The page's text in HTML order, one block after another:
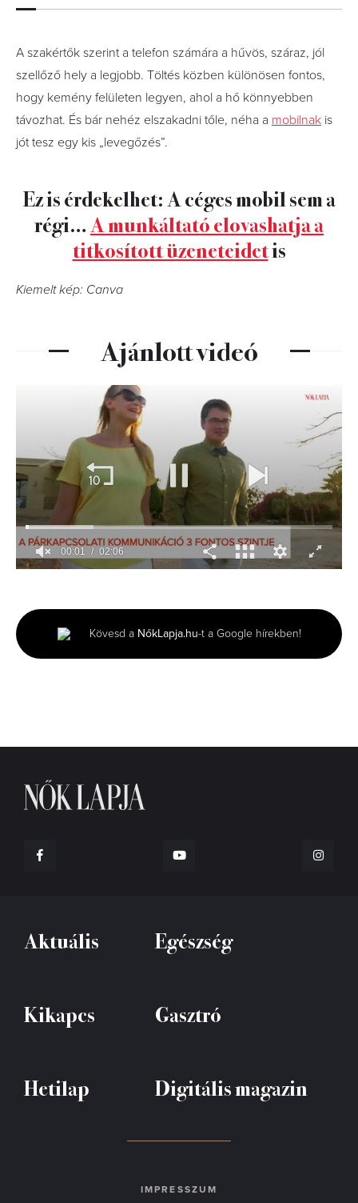
A szakértők szerint a telefon számára a hűvös, száraz, jól
szellőző hely a legjobb. Töltés közben különösen fontos,
hogy kemény felületen legyen, ahol a hő könnyebben
távozhat. És bár nehéz elszakadni tőle, néha a mobilnak is
jót tesz egy kis „levegőzés”.
Ez is érdekelhet: A céges mobil sem a
régi…A munkáltató elovashatja a
titkosított üzeneteidetis
Kiemelt kép: Canva
Ajánlott videó
minutes,
6
seconds
00:01 02:06
Kövesd a NőkLapja.hu-t a Google hírekben!
Aktuális Egészség
Kikapcs Gasztró
Hetilap Digitális magazin
IMPRESSZUM